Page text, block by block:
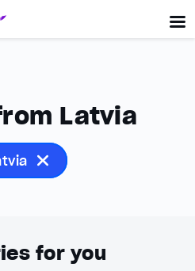
Latvia
for you